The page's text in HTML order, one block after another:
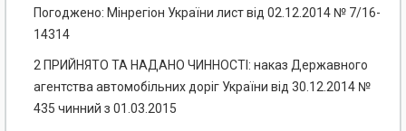
Погоджено: Мінрегіон України лист від 02.12.2014 № 7/16-
14314
2 ПРИЙНЯТО ТА НАДАНО ЧИННОСТІ: наказ Державного
агентства автомобільних доріг України від 30.12.2014 №
435 чинний з 01.03.2015